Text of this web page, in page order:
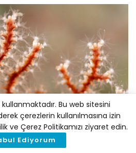
Mercan Ormanı Keşfedildi
Bu web sitesini
çerezlerin kullanılmasına izin
ve Çerez Politikamızı ziyaret edin.
Ediyorum